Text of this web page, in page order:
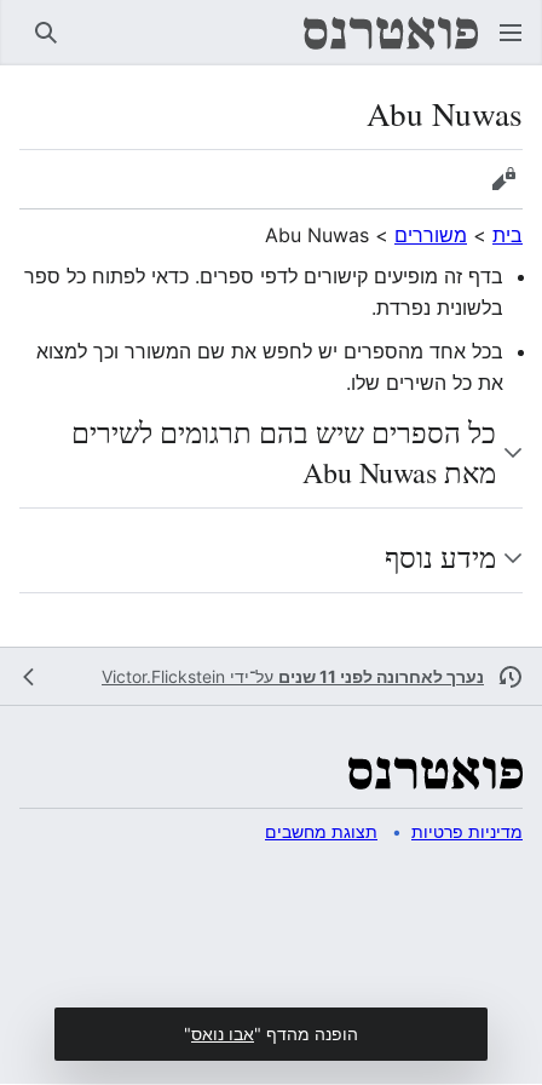
Abu Nuwas
הצגת מקור
בית > משוררים >
Abu Nuwas
בדף זה מופיעים קישורים לדפי ספרים. כדאי לפתוח כל ספר
בלשונית נפרדת.
בכל אחד מהספרים יש לחפש את שם המשורר וכך למצוא
את כל השירים שלו.
כל הספרים שיש בהם תרגומים לשירים
מאת Abu Nuwas
מידע נוסף
נערך לאחרונה לפני 11 שנים על־ידי Victor.Flickstein
מדיניות פרטיות תצוגת מחשבים
הופנה מהדף "אבו נואס"